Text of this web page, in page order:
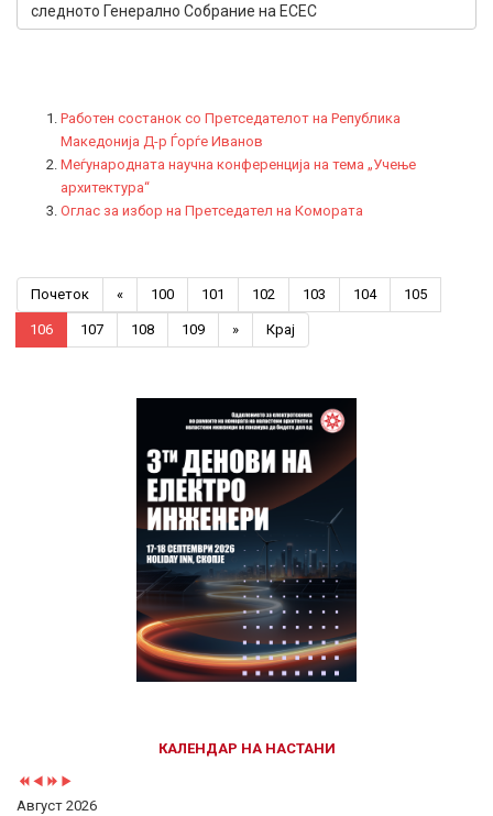
следното Генерално Собрание на ECEC
Работен состанок со Претседателот на Република
Македонија Д-р Ѓорѓе Иванов
Меѓународната научна конференција на тема „Учење
архитектура“
Оглас за избор на Претседател на Комората
Почеток « 100 101 102 103 104 105
106 107 108 109 » Крај
КАЛЕНДАР НА НАСТАНИ
Август 2026